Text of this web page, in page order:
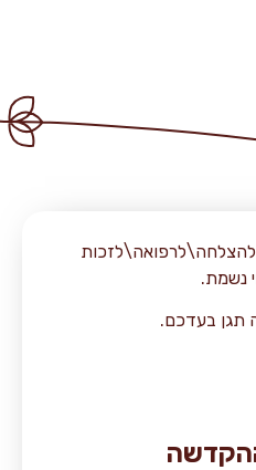
להצלחה\לרפואה\לזכות
נשמת.
תגן בעדכם.